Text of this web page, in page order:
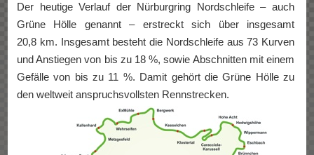
Der heutige Verlauf der Nürburgring Nordschleife – auch
Grüne Hölle genannt – erstreckt sich über insgesamt
20,8 km. Insgesamt besteht die Nordschleife aus 73 Kurven
und Anstiegen von bis zu 18 %, sowie Abschnitten mit einem
Gefälle von bis zu 11 %. Damit gehört die Grüne Hölle zu
den weltweit anspruchsvollsten Rennstrecken.